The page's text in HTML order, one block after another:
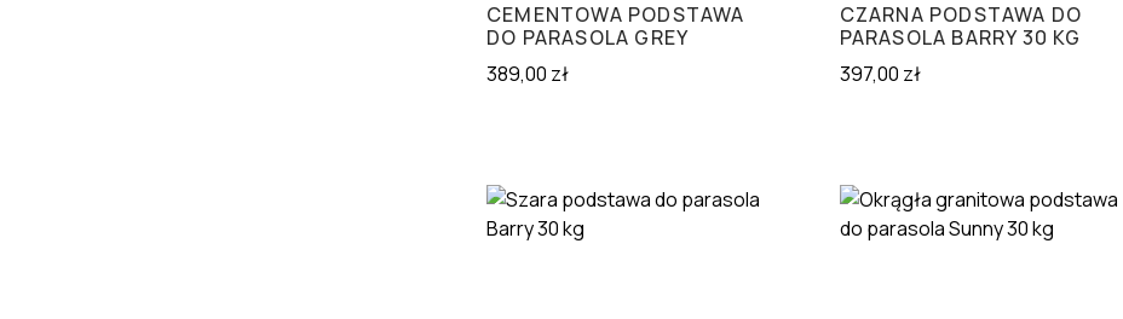
CEMENTOWA PODSTAWA
DO PARASOLA GREY
389,00 zł
CZARNA PODSTAWA DO
PARASOLA BARRY 30 KG
397,00 zł